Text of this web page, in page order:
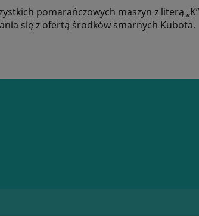
pomarańczowych maszyn z literą
się z ofertą środków smarnych Kubota.